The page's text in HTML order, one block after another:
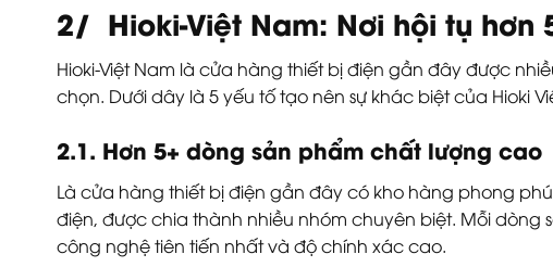
2/ Hioki-Việt Nam: Nơi hội tụ hơn
Hioki-Việt Nam là cửa hàng thiết bị điện gần đây được
chọn. Dưới dây là 5 yếu tố tạo nên sự khác biệt của Hioki
2.1. Hơn 5+ dòng sản phẩm chất lượng cao
Là cửa hàng thiết bị điện gần đây có kho hàng phong
điện, được chia thành nhiều nhóm chuyên biệt. Mỗi
công nghệ tiên tiến nhất và độ chính xác cao.